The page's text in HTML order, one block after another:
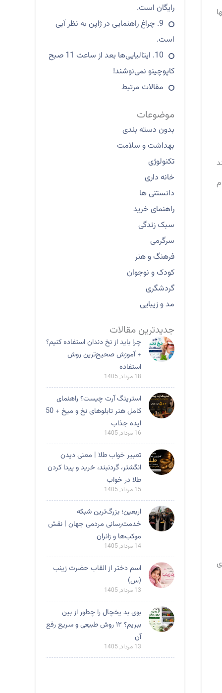
رایگان است.
9. چراغ راهنمایی در ژاپن به نظر آبی
است.
10. ایتالیایی‌ها بعد از ساعت 11 صبح
کاپوچینو نمی‌نوشند!
مقالات مرتبط
موضوعات
بدون دسته بندی
بهداشت و سلامت
تکنولوژی
خانه داری
دانستنی ها
راهنمای خرید
سبک زندگی
سرگرمی
فرهنگ و هنر
کودک و نوجوان
گردشگری
مد و زیبایی
جدیدترین مقالات
چرا باید از نخ دندان استفاده کنیم؟
+ آموزش صحیح‌ترین روش
استفاده
18 مرداد, 1405
استرینگ آرت چیست؟ راهنمای
کامل هنر تابلوهای نخ و میخ + 50
ایده جذاب
16 مرداد, 1405
تعبیر خواب طلا | معنی دیدن
انگشتر، گردنبند، خرید و پیدا کردن
طلا در خواب
15 مرداد, 1405
اربعین؛ بزرگ‌ترین شبکه
خدمت‌رسانی مردمی جهان | نقش
موکب‌ها و زائران
14 مرداد, 1405
اسم دختر از القاب حضرت زینب
(س)
13 مرداد, 1405
بوی بد یخچال را چطور از بین
ببریم؟ ۱۲ روش طبیعی و سریع رفع
آن
13 مرداد, 1405